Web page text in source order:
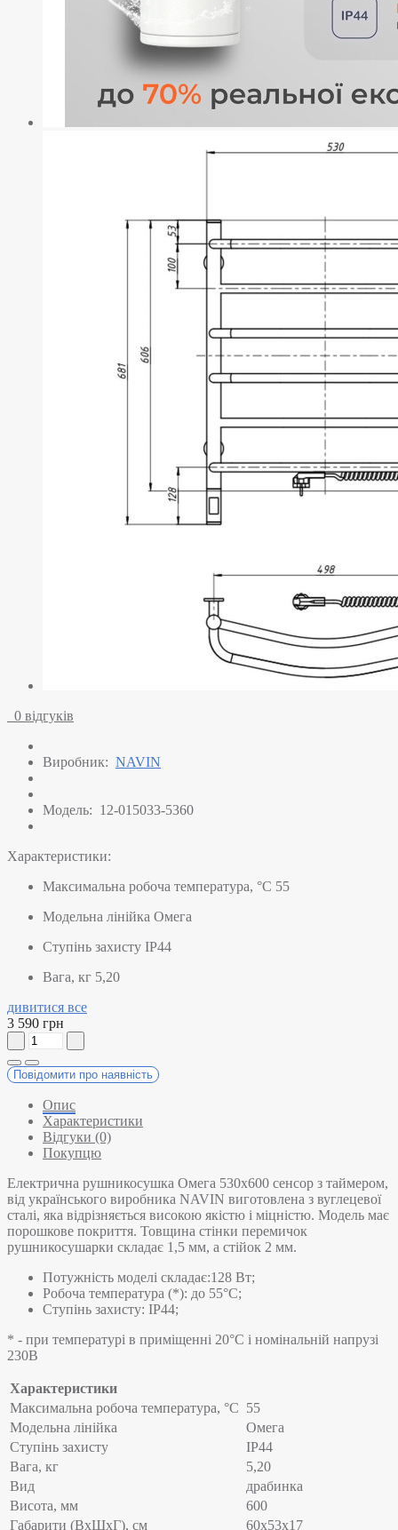
0 відгуків
Виробник: NAVIN
Модель: 12-015033-5360
Характеристики:
Максимальна робоча температура, °C 55
Модельна лінійка Омега
Ступінь захисту IP44
Вага, кг 5,20
дивитися все
3 590 грн
Повідомити про наявність
Опис
Характеристики
Відгуки (0)
Покупцю
Електрична рушникосушка Омега 530х600 сенсор з таймером,
від українського виробника NAVIN виготовлена з вуглецевої
сталі, яка відрізняється високою якістю і міцністю. Модель має
порошкове покриття. Товщина стінки перемичок
рушникосушарки складає 1,5 мм, а стійок 2 мм.
Потужність моделі складає:128 Вт;
Робоча температура (*): до 55°C;
Ступінь захисту: IP44;
* - при температурі в приміщенні 20°С і номінальній напрузі
230В
Характеристики
Максимальна робоча температура, °C 55
Модельна лінійка
Омега
Ступінь захисту
IP44
Вага, кг
5,20
Вид
драбинка
Висота, мм
600
Габарити (ВхШхГ), см
60x53x17